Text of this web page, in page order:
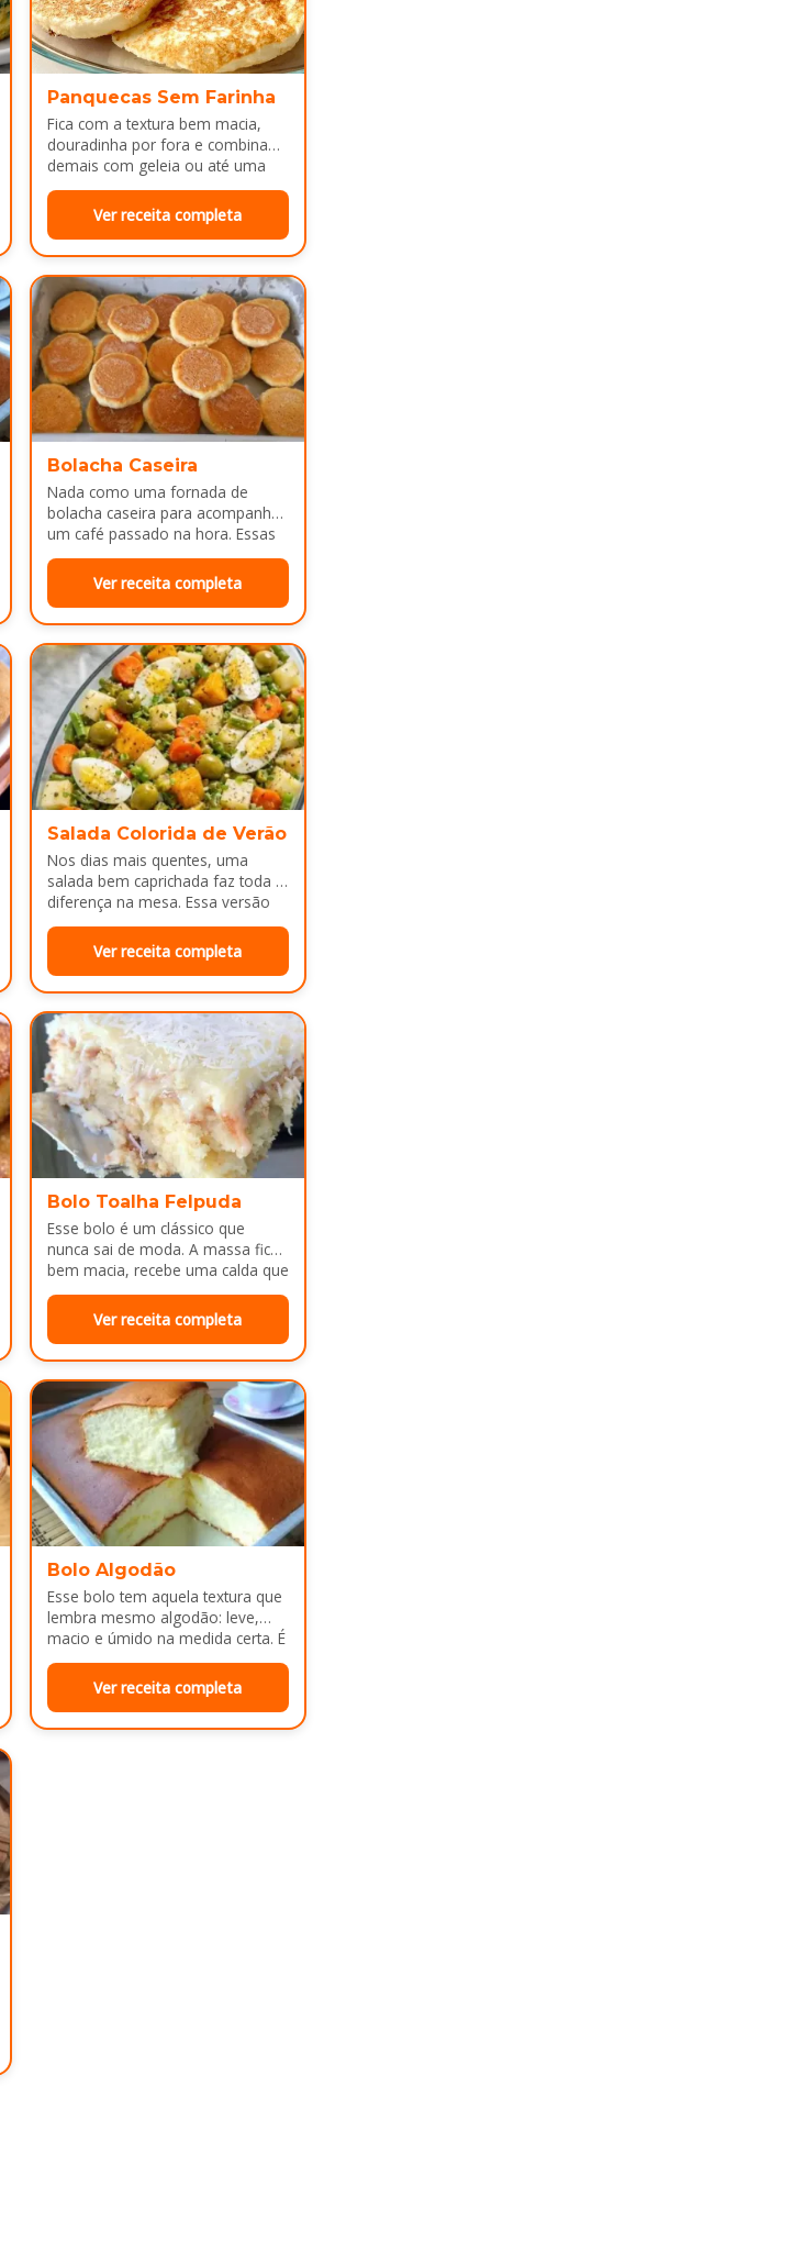
Panquecas Sem Farinha
Fica com a textura bem macia,
douradinha por fora e combina
demais com geleia ou até uma
manteiguinha derretendo por
Ver receita completa
Bolacha Caseira
Nada como uma fornada de
bolacha caseira para acompanhar
um café passado na hora. Essas
bolachinhas ficam levemente
douradas por…
Ver receita completa
Salada Colorida de Verão
Nos dias mais quentes, uma
salada bem caprichada faz toda a
diferença na mesa. Essa versão
colorida reúne legumes cozidos…
Ver receita completa
Bolo Toalha Felpuda
Esse bolo é um clássico que
nunca sai de moda. A massa fica
bem macia, recebe uma calda que
deixa…
Ver receita completa
Bolo Algodão
Esse bolo tem aquela textura que
lembra mesmo algodão: leve,
macio e úmido na medida certa. É
ótimo pra servir…
Ver receita completa